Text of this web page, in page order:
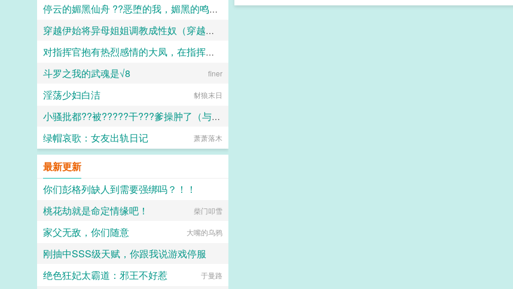
丁骨
停云的媚黑仙舟 ??恶堕的我，媚黑的鸣火首席以及仙舟??
穿越伊始将异母姐姐调教成性奴（穿越到异世界把高贵强大的女性征服至胯下）
对指挥官抱有热烈感情的大凤，在指挥官被迫出差的一年中被黑人用媚药和甜言蜜语玩弄成满身刺青的媚黑婊子
Kyle
斗罗之我的武魂是√8 finer
淫荡少妇白洁 豺狼末日
小骚批都??被?????干???爹操肿了（与狼共枕）
百无禁忌
绿帽哀歌：女友出轨日记 萧萧落木
最新更新
你们彭格列缺人到需要强绑吗？！！
忍人型比格大将
桃花劫就是命定情缘吧！ 柴门叩雪
家父无敌，你们随意 大嘴的乌鸦
刚抽中SSS级天赋，你跟我说游戏停服
吃猫的鱼仔
绝色狂妃太霸道：邪王不好惹 于曼路